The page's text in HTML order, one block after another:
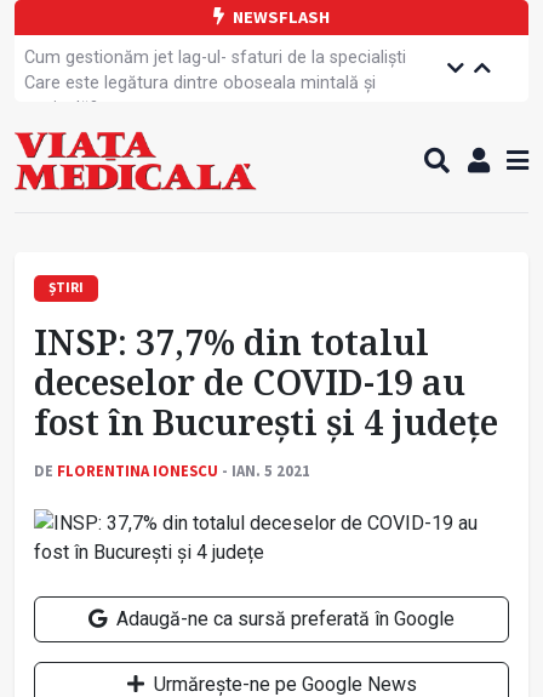
NEWSFLASH
Cum gestionăm jet lag-ul- sfaturi de la specialiști
Care este legătura dintre oboseala mintală și
caniculă?
Campanie de prevenție dedicată sportivelor
Un nou studiu pentru testarea unui vaccin împotriva
tulpinei Bundibugyo a virusului Ebola
sănătate
Demersuri pentru acces transfrontalier la date
Contractul cadru ar putea fi modificat
Comercializarea unor medicamente, blocată
temporar
ȘTIRI
INSP: 37,7% din totalul
deceselor de COVID-19 au
fost în București și 4 județe
DE FLORENTINA IONESCU - IAN. 5 2021
Adaugă-ne ca sursă preferată în Google
Urmărește-ne pe Google News